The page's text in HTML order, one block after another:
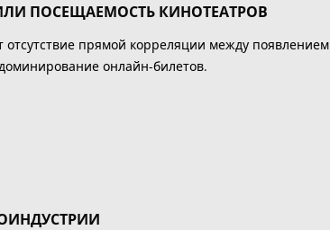
ПОСЕЩАЕМОСТЬ КИНОТЕАТРОВ
отсутствие прямой корреляции между появлением
онлайн-билетов.